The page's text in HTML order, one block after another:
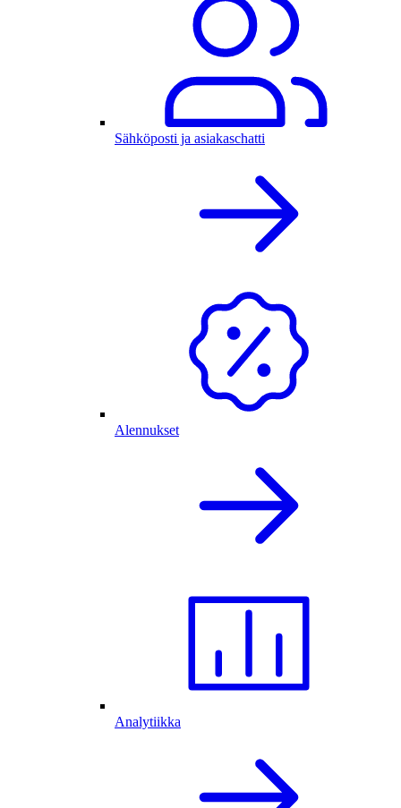
Sähköposti ja asiakaschatti
Alennukset
Analytiikka